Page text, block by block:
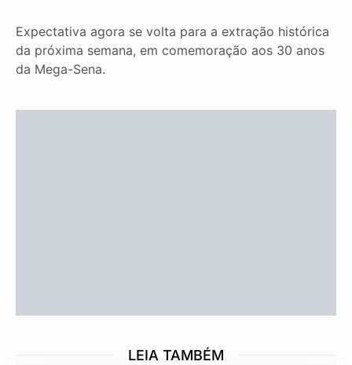
Expectativa agora se volta para a extração histórica
da próxima semana, em comemoração aos 30 anos
da Mega-Sena.
LEIA TAMBÉM